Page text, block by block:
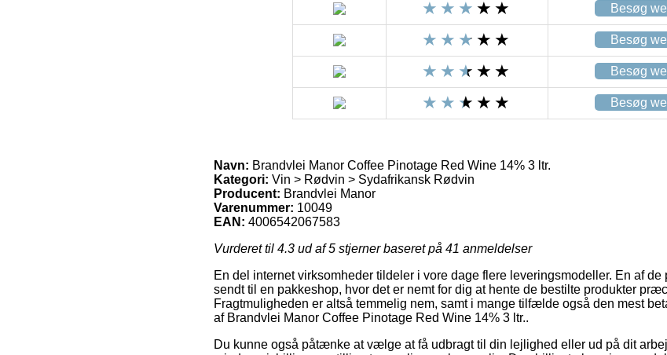
Besøg
Besøg
Besøg
Besøg
Navn: Brandvlei Manor Coffee Pinotage Red Wine 14% 3 ltr.
Kategori: Vin > Rødvin > Sydafrikansk Rødvin
Producent: Brandvlei Manor
Varenummer: 10049
EAN: 4006542067583
Vurderet til 4.3 ud af 5 stjerner baseret på 41 anmeldelser
En del internet virksomheder tildeler i vore dage flere leveringsmodeller. En af
sendt til en pakkeshop, hvor det er nemt for dig at hente de bestilte produkter
Fragtmuligheden er altså temmelig nem, samt i mange tilfælde også den mest
af Brandvlei Manor Coffee Pinotage Red Wine 14% 3 ltr..
Du kunne også påtænke at vælge at få udbragt til din lejlighed eller ud på dit